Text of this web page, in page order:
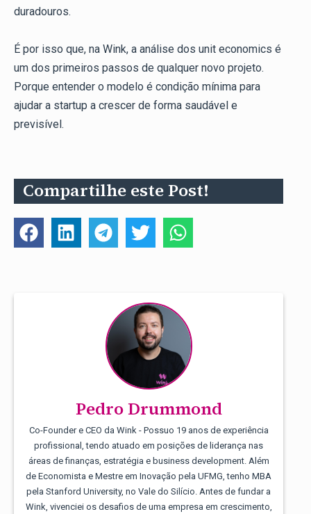
duradouros.
É por isso que, na Wink, a análise dos unit economics é
um dos primeiros passos de qualquer novo projeto.
Porque entender o modelo é condição mínima para
ajudar a startup a crescer de forma saudável e
previsível.
Compartilhe este Post!
Pedro Drummond
Co-Founder e CEO da Wink - Possuo 19 anos de experiência
profissional, tendo atuado em posições de liderança nas
áreas de finanças, estratégia e business development. Além
de Economista e Mestre em Inovação pela UFMG, tenho MBA
pela Stanford University, no Vale do Silício. Antes de fundar a
Wink, vivenciei os desafios de uma empresa em crescimento,